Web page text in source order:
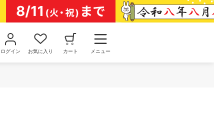
ログイン お気に入り カート メニュー